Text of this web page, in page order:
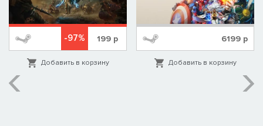
-97% 199р
Добавить в корзину
6199 р
Добавить в корзину